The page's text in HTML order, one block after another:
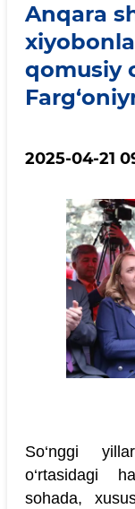
Anqara
qomusiy
2025-04-21
So‘nggi
o‘rtasidagi
sohada,